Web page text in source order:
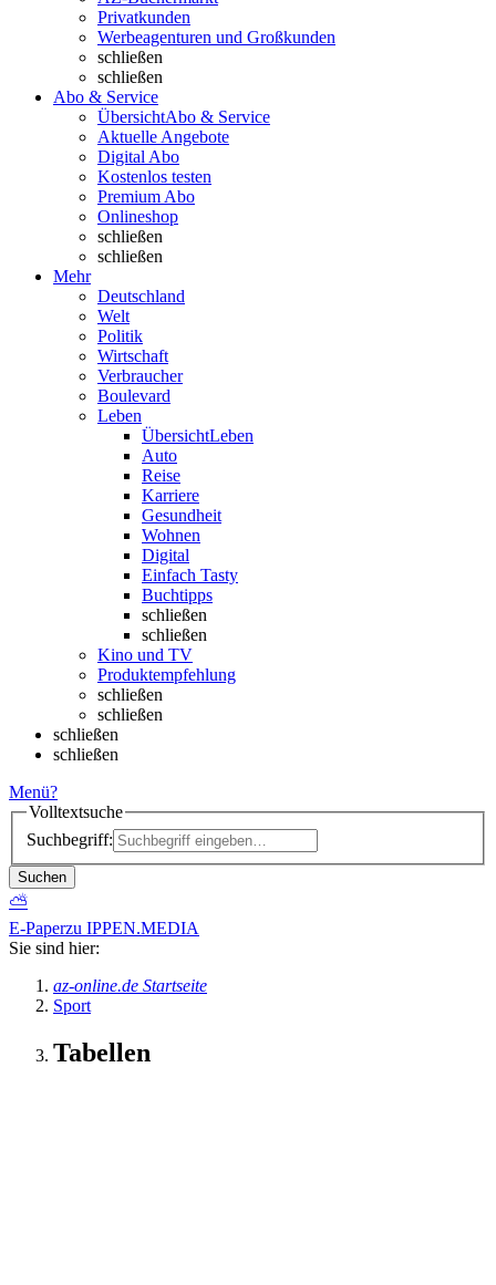
Privatkunden
Werbeagenturen und Großkunden
schließen
schließen
Abo & Service
ÜbersichtAbo & Service
Aktuelle Angebote
Digital Abo
Kostenlos testen
Premium Abo
Onlineshop
schließen
schließen
Mehr
Deutschland
Welt
Politik
Wirtschaft
Verbraucher
Boulevard
Leben
ÜbersichtLeben
Auto
Reise
Karriere
Gesundheit
Wohnen
Digital
Einfach Tasty
Buchtipps
schließen
schließen
Kino und TV
Produktempfehlung
schließen
schließen
schließen
schließen
Menü?
Volltextsuche
Suchbegriff:
Suchen
⛅
E-Paperzu IPPEN.MEDIA
Sie sind hier:
az-online.de Startseite
Sport
Tabellen